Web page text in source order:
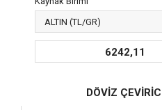
6242,11
DÖVİZ